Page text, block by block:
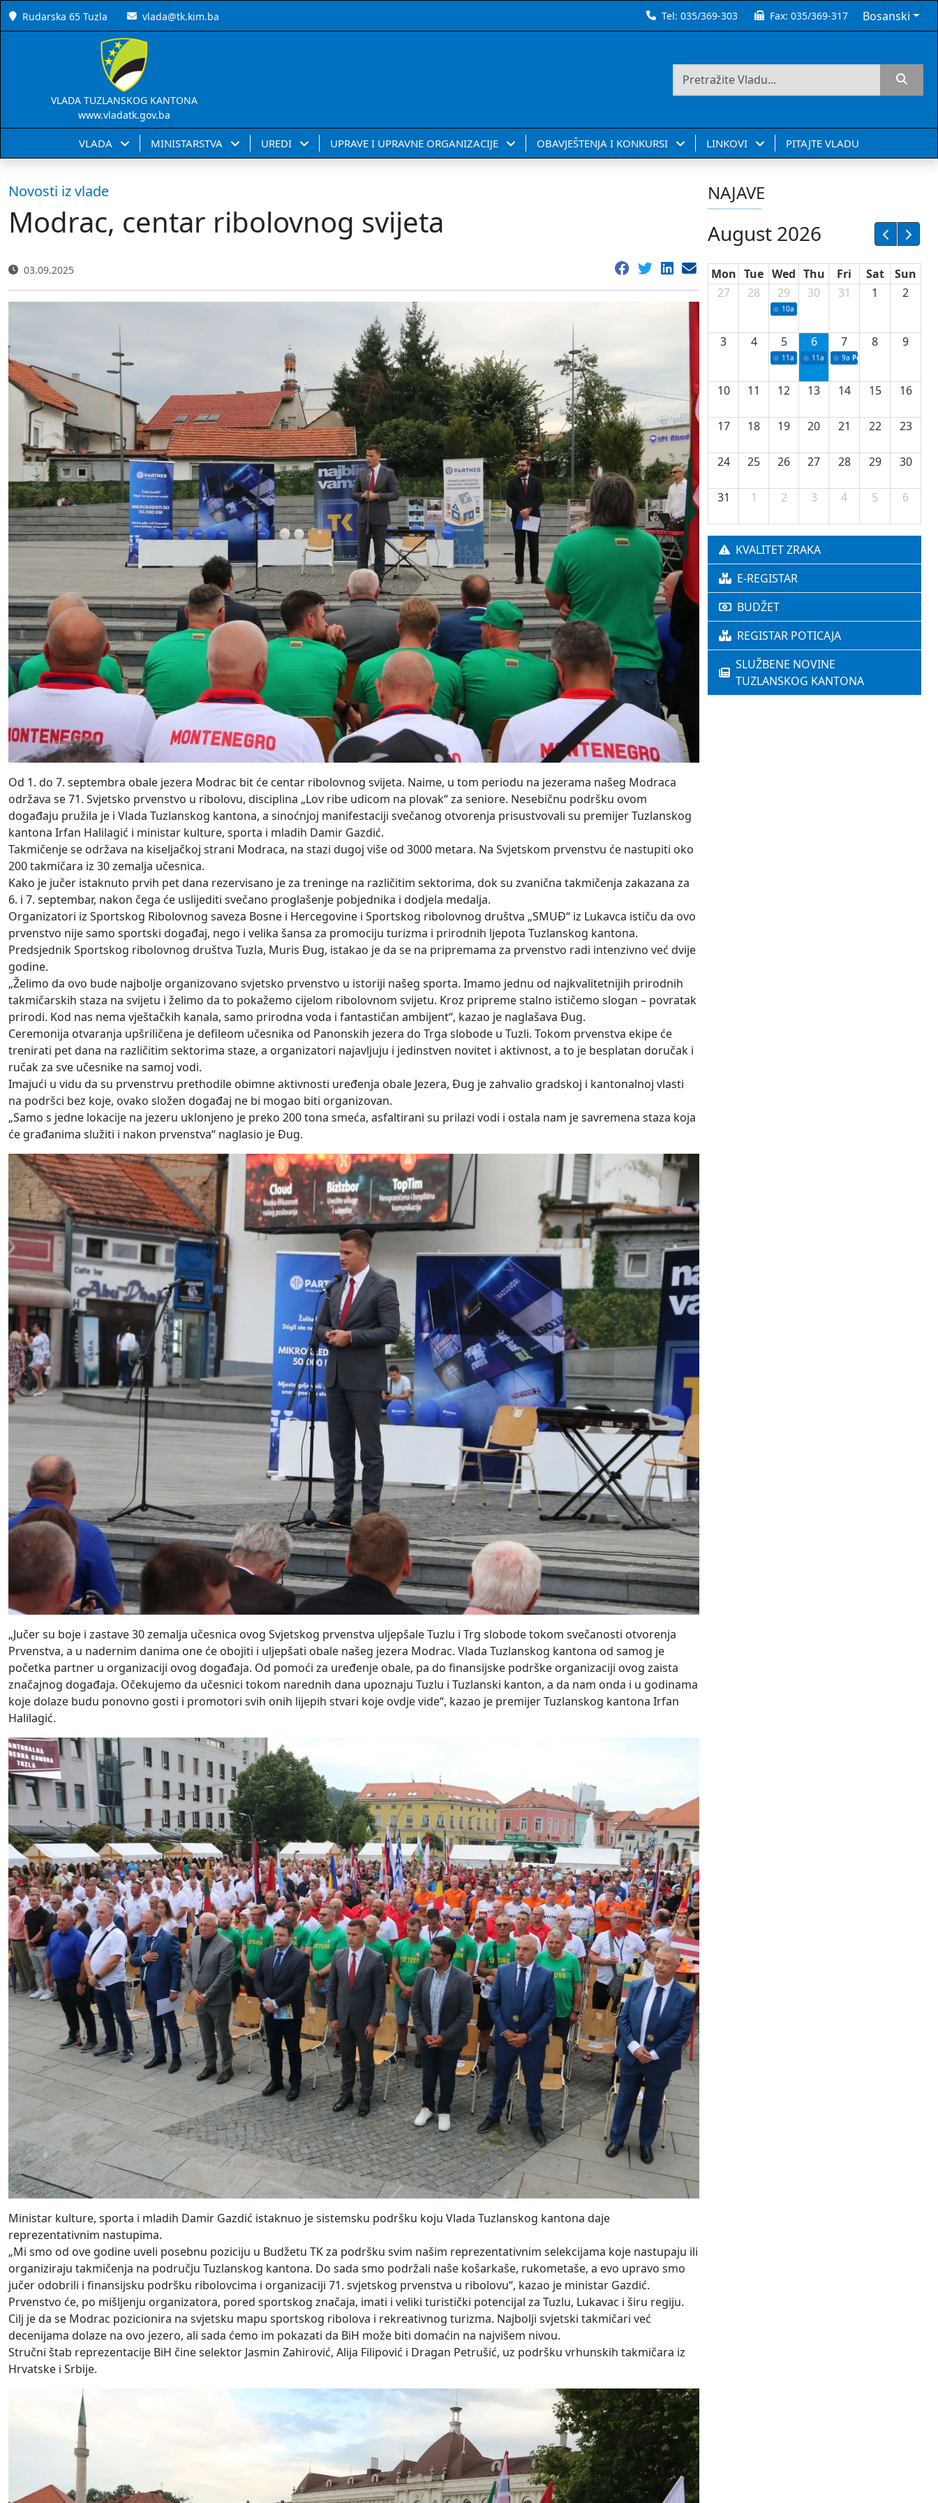
Rudarska 65 Tuzla vlada@tk.kim.ba Tel:035/369-303 Fax:035/369-317 Bosanski
VLADA TUZLANSKOG KANTONA
www.vladatk.gov.ba
VLADA MINISTARSTVA UREDI UPRAVE I UPRAVNE ORGANIZACIJE OBAVJEŠTENJA I KONKURSI LINKOVI PITAJTE VLADU
Novosti iz vlade
Modrac, centar ribolovnog svijeta
03.09.2025
Od 1. do 7. septembra obale jezera Modrac bit će centar ribolovnog svijeta. Naime, u tom periodu na jezerama našeg Modraca
održava se 71. Svjetsko prvenstvo u ribolovu, disciplina „Lov ribe udicom na plovak“ za seniore. Nesebičnu podršku ovom
događaju pružila je i Vlada Tuzlanskog kantona, a sinoćnjoj manifestaciji svečanog otvorenja prisustvovali su premijer Tuzlanskog
kantona Irfan Halilagić i ministar kulture, sporta i mladih Damir Gazdić.
Takmičenje se održava na kiseljačkoj strani Modraca, na stazi dugoj više od 3000 metara. Na Svjetskom prvenstvu će nastupiti oko
200 takmičara iz 30 zemalja učesnica.
Kako je jučer istaknuto prvih pet dana rezervisano je za treninge na različitim sektorima, dok su zvanična takmičenja zakazana za
6. i 7. septembar, nakon čega će uslijediti svečano proglašenje pobjednika i dodjela medalja.
Organizatori iz Sportskog Ribolovnog saveza Bosne i Hercegovine i Sportskog ribolovnog društva „SMUĐ“ iz Lukavca ističu da ovo
prvenstvo nije samo sportski događaj, nego i velika šansa za promociju turizma i prirodnih ljepota Tuzlanskog kantona.
Predsjednik Sportskog ribolovnog društva Tuzla, Muris Đug, istakao je da se na pripremama za prvenstvo radi intenzivno već dvije
godine.
„Želimo da ovo bude najbolje organizovano svjetsko prvenstvo u istoriji našeg sporta. Imamo jednu od najkvalitetnijih prirodnih
takmičarskih staza na svijetu i želimo da to pokažemo cijelom ribolovnom svijetu. Kroz pripreme stalno ističemo slogan – povratak
prirodi. Kod nas nema vještačkih kanala, samo prirodna voda i fantastičan ambijent“, kazao je naglašava Đug.
Ceremonija otvaranja upšriličena je defileom učesnika od Panonskih jezera do Trga slobode u Tuzli. Tokom prvenstva ekipe će
trenirati pet dana na različitim sektorima staze, a organizatori najavljuju i jedinstven novitet i aktivnost, a to je besplatan doručak i
ručak za sve učesnike na samoj vodi.
Imajući u vidu da su prvenstrvu prethodile obimne aktivnosti uređenja obale Jezera, Đug je zahvalio gradskoj i kantonalnoj vlasti
na podršci bez koje, ovako složen događaj ne bi mogao biti organizovan.
„Samo s jedne lokacije na jezeru uklonjeno je preko 200 tona smeća, asfaltirani su prilazi vodi i ostala nam je savremena staza koja
će građanima služiti i nakon prvenstva“ naglasio je Đug.
„Jučer su boje i zastave 30 zemalja učesnica ovog Svjetskog prvenstva uljepšale Tuzlu i Trg slobode tokom svečanosti otvorenja
Prvenstva, a u nadernim danima one će obojiti i uljepšati obale našeg jezera Modrac. Vlada Tuzlanskog kantona od samog je
početka partner u organizaciji ovog događaja. Od pomoći za uređenje obale, pa do finansijske podrške organizaciji ovog zaista
značajnog događaja. Očekujemo da učesnici tokom narednih dana upoznaju Tuzlu i Tuzlanski kanton, a da nam onda i u godinama
koje dolaze budu ponovno gosti i promotori svih onih lijepih stvari koje ovdje vide“, kazao je premijer Tuzlanskog kantona Irfan
Halilagić.
Ministar kulture, sporta i mladih Damir Gazdić istaknuo je sistemsku podršku koju Vlada Tuzlanskog kantona daje
reprezentativnim nastupima.
„Mi smo od ove godine uveli posebnu poziciju u Budžetu TK za podršku svim našim reprezentativnim selekcijama koje nastupaju ili
organiziraju takmičenja na području Tuzlanskog kantona. Do sada smo podržali naše košarkaše, rukometaše, a evo upravo smo
jučer odobrili i finansijsku podršku ribolovcima i organizaciji 71. svjetskog prvenstva u ribolovu“, kazao je ministar Gazdić.
Prvenstvo će, po mišljenju organizatora, pored sportskog značaja, imati i veliki turistički potencijal za Tuzlu, Lukavac i širu regiju.
Cilj je da se Modrac pozicionira na svjetsku mapu sportskog ribolova i rekreativnog turizma. Najbolji svjetski takmičari već
decenijama dolaze na ovo jezero, ali sada ćemo im pokazati da BiH može biti domaćin na najvišem nivou.
Stručni štab reprezentacije BiH čine selektor Jasmin Zahirović, Alija Filipović i Dragan Petrušić, uz podršku vrhunskih takmičara iz
Hrvatske i Srbije.
NAJAVE
August 2026
Mon Tue Wed Thu Fri Sat
Sun
27
28 29
10a Potpisivanje ugovora sa neprofitnim
30 31 1 2
3 4 5
11a Potpisivanje ugovora o stipendijama
6
11a Podrška razvoju vodne
7
9a Početak izgradnje nove
8 9
10 11 12 13 14 15 16
17 18 19 20 21 22 23
24 25 26 27 28 29 30
31 1 2 3 4 5 6
KVALITET ZRAKA
E-REGISTAR
BUDŽET
REGISTAR POTICAJA
SLUŽBENE NOVINE
TUZLANSKOG KANTONA